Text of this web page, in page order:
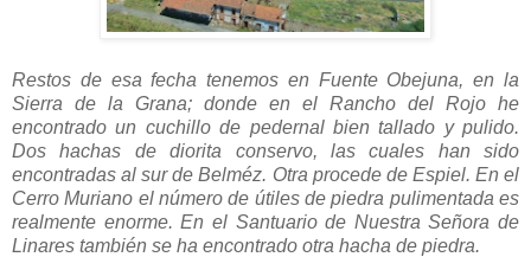
Restos de esa fecha tenemos en Fuente Obejuna, en la
Sierra de la Grana; donde en el Rancho del Rojo he
encontrado un cuchillo de pedernal bien tallado y pulido.
Dos hachas de diorita conservo, las cuales han sido
encontradas al sur de Belméz. Otra procede de Espiel. En el
Cerro Muriano el número de útiles de piedra pulimentada es
realmente enorme. En el Santuario de Nuestra Señora de
Linares también se ha encontrado otra hacha de piedra.